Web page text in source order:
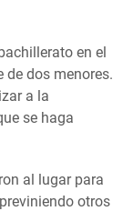
en el
de dos menores.
a la
se haga
al lugar para
otros